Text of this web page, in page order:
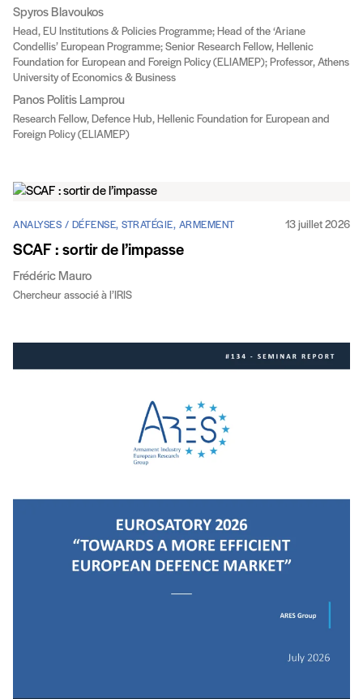
Spyros Blavoukos
Head, EU Institutions & Policies Programme; Head of the ‘Ariane
Condellis’ European Programme; Senior Research Fellow, Hellenic
Foundation for European and Foreign Policy (ELIAMEP); Professor, Athens
University of Economics & Business
Panos Politis Lamprou
Research Fellow, Defence Hub, Hellenic Foundation for European and
Foreign Policy (ELIAMEP)
ANALYSES / DÉFENSE, STRATÉGIE, ARMEMENT 13 juillet 2026
SCAF : sortir de l’impasse
Frédéric Mauro
Chercheur associé à l’IRIS